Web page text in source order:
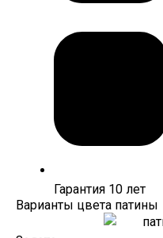
Гарантия 10 лет
Варианты цвета патины